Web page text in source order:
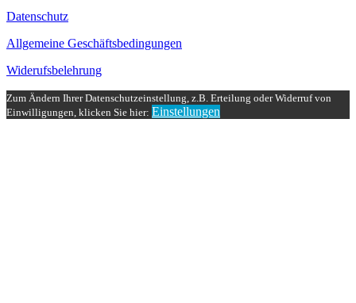
Datenschutz
Allgemeine Geschäftsbedingungen
Widerufsbelehrung
Zum Ändern Ihrer Datenschutzeinstellung, z.B. Erteilung oder Widerruf von
Einwilligungen, klicken Sie hier: Einstellungen